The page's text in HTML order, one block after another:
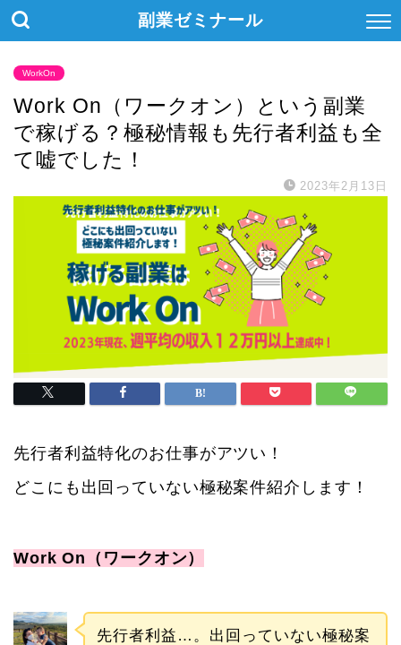
副業ゼミナール
WorkOn
Work On（ワークオン）という副業
で稼げる？極秘情報も先行者利益も全
て嘘でした！
2023年2月13日
先行者利益特化のお仕事がアツい！
どこにも出回っていない極秘案件紹介します！
Work On（ワークオン）
先行者利益…。出回っていない極秘案